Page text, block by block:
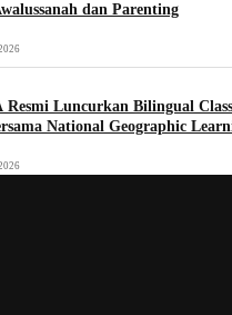
dan Parenting
Resmi Luncurkan Bilingual
National Geographic